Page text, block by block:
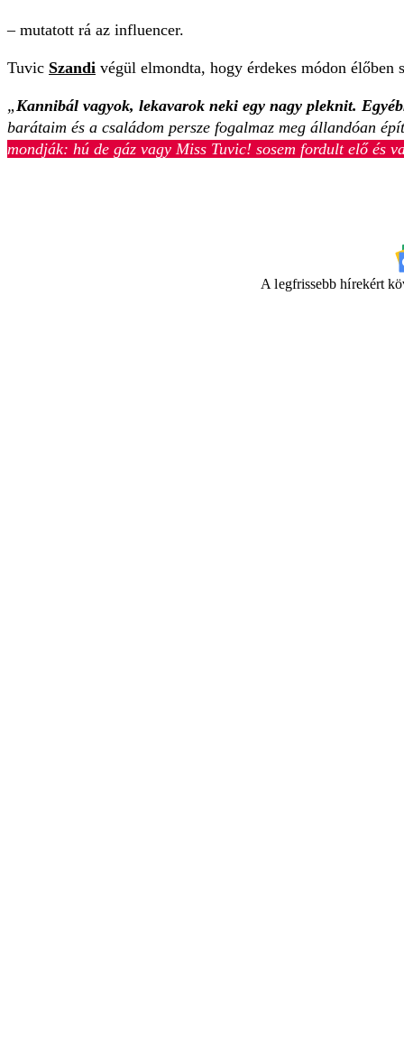
– mutatott rá az influencer.
Tuvic Szandi végül elmondta, hogy érdekes módon
„Kannibál vagyok, lekavarok neki egy nagy pleknit.
barátaim és a családom persze fogalmaz meg állandóan
mondják: hú de gáz vagy Miss Tuvic! sosem fordult elő és
A legfrissebb hírekért